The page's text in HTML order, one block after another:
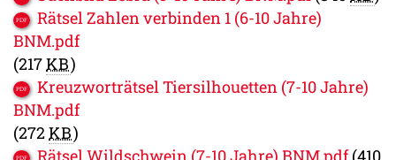
Rätsel Zahlen verbinden 1 (6-10 Jahre)
BNM.pdf
(217KB)
Kreuzworträtsel Tiersilhouetten (7-10 Jahre)
BNM.pdf
(272KB)
Rätsel Wildschwein (7-10 Jahre) BNM.pdf (410